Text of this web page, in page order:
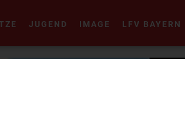
JUGEND IMAGE LFV BAYERN